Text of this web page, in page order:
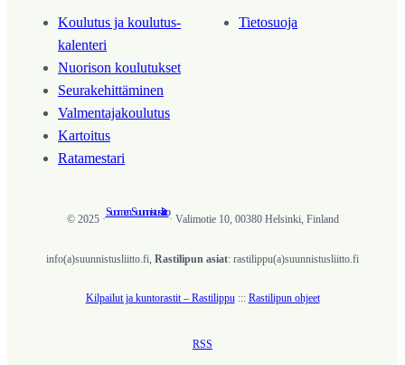
Koulutus ja koulutus­
kalenteri
Nuorison koulutukset
Seura­kehittäminen
Valmentaja­koulutus
Kartoitus
Ratamestari
Tietosuoja
© 2025 ·
Suomen Suunnistusliitto
· Valimotie 10, 00380 Helsinki, Finland
info(a)suunnistusliitto.fi, Rastilipun asiat: rastilippu(a)suunnistusliitto.fi
Kilpailut ja kuntorastit – Rastilippu::: Rastilipun ohjeet
RSS